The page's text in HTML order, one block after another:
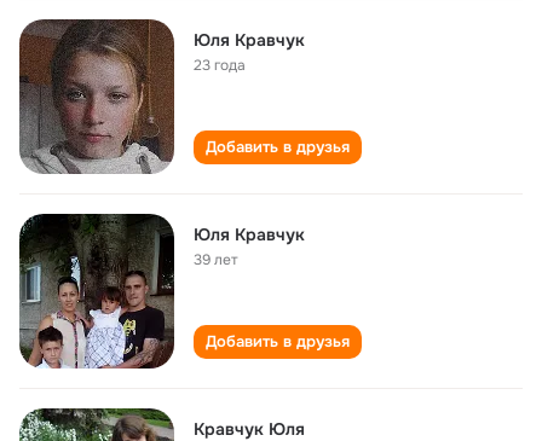
Юля Кравчук
23 года
Добавить в друзья
Юля Кравчук
39 лет
Добавить в друзья
Кравчук Юля